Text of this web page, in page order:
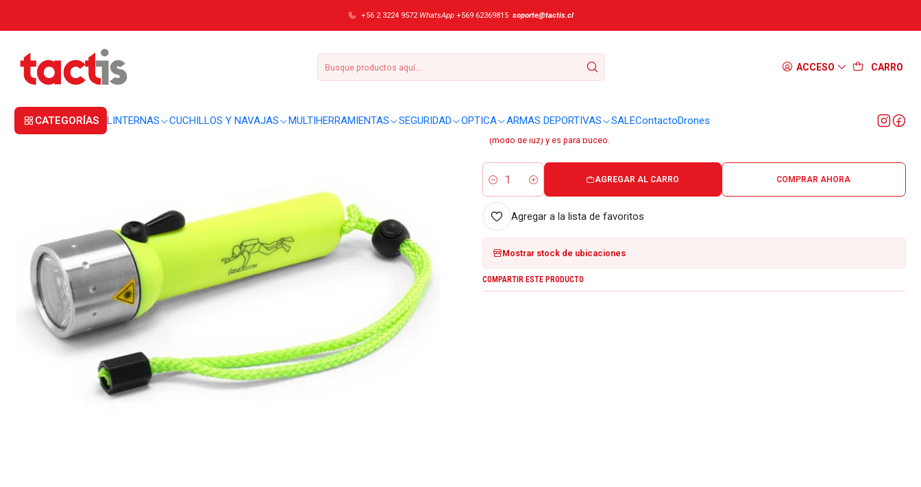
ACCESO CARRO
CATEGORÍAS LINTERNAS CUCHILLOS Y NAVAJAS MULTIHERRAMIENTAS SEGURIDAD OPTICA ARMAS DEPORTIVAS SALEContactoDrones
+56 2 3224 9572 WhatsApp +569 62369815 soporte@tactis.cl
|
Linterna buceo Ledlenser D14.2
D14.2: Cuenta con 400 (lúmenes máx), 200m (profundidad), 15h (autonomía máx), IP68, utiliza pilas, 1
(modo de luz) y es para buceo.
Cantidad
AGREGAR AL CARRO COMPRAR AHORA
Agregar a la lista de favoritos
Mostrar stock de ubicaciones
COMPARTIR ESTE PRODUCTO